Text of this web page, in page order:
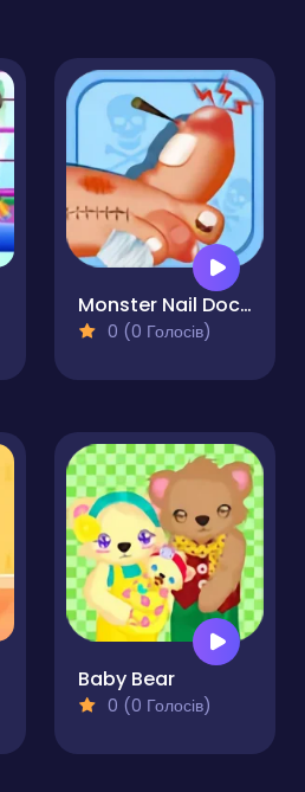
Monster Nail Doctor
0 (0 Голосів)
Baby Bear
0 (0 Голосів)